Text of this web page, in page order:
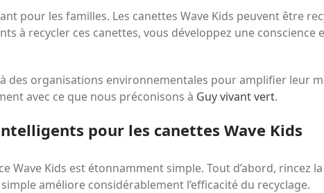
pour les familles. Les canettes Wave Kids peuvent être
à recycler ces canettes, vous développez une
à des organisations environnementales pour amplifier leur
avec ce que nous préconisons à Guy vivant vert.
pour les canettes Wave Kids
Wave Kids est étonnamment simple. Tout d’abord, rincez
améliore considérablement l’efficacité du recyclage.